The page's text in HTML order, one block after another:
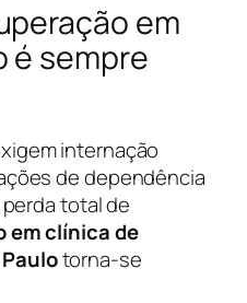
em
é sempre
internação
de dependência
total de
em clínica de
torna-se